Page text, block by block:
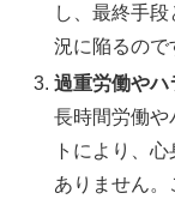
し、最終手
況に陥るので
過重労働やハ
長時間労働や
トにより、
ありません。